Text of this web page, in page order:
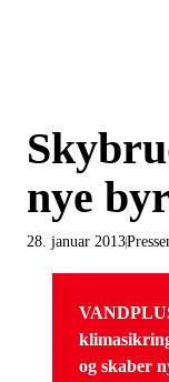
nye
28. januar 2013
og skaber